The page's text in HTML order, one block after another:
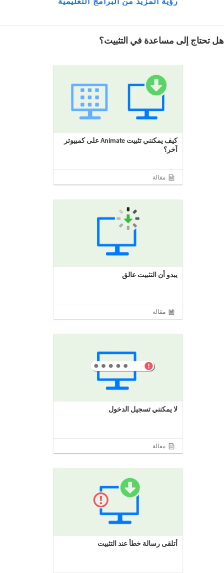
هل تحتاج إلى مساعدة في التثبيت؟
كيف يمكنني تثبيت Animate على كمبيوتر
آخر؟
مقالة
يبدو أن التثبيت عالق
مقالة
لا يمكنني تسجيل الدخول
مقالة
أتلقى رسالة خطأ عند التثبيت